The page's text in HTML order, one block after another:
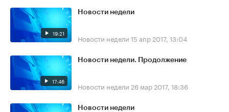
19:21
Новости недели
Новости недели 15 апр 2017, 13:04
17:46
Новости недели. Продолжение
Новости недели 26 мар 2017, 18:36
Новости недели